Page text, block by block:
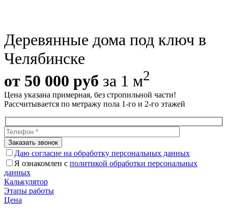
Деревянные дома под ключ в
Челябинске
от 50 000 руб за 1 м2
Цена указана примерная, без стропильной части!
Рассчитывается по метражу пола 1-го и 2-го этажей
Даю согласие на обработку персональных данных
Я ознакомлен с политикой обработки персональных
данных
Калькулятор
Этапы работы
Цена